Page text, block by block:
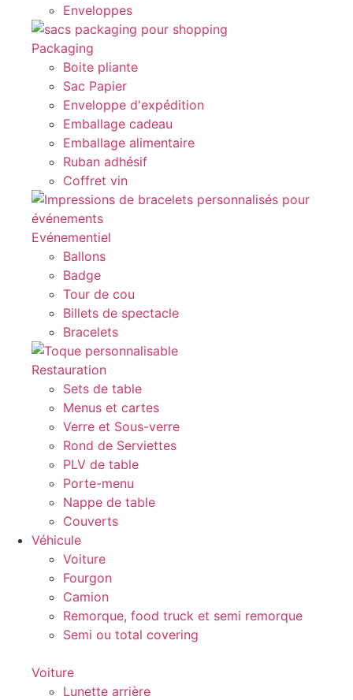
Enveloppes
Packaging
Boite pliante
Sac Papier
Enveloppe d'expédition
Emballage cadeau
Emballage alimentaire
Ruban adhésif
Coffret vin
Evénementiel
Ballons
Badge
Tour de cou
Billets de spectacle
Bracelets
Restauration
Sets de table
Menus et cartes
Verre et Sous-verre
Rond de Serviettes
PLV de table
Porte-menu
Nappe de table
Couverts
Véhicule
Voiture
Fourgon
Camion
Remorque, food truck et semi remorque
Semi ou total covering
Voiture
Lunette arrière